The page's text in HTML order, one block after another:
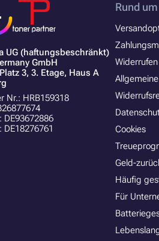
UG (haftungsbeschränkt)
GmbH
3, 3. Etage, Haus A
Nr.: HRB159318
DE93672886
DE18276761
Rund
Cookies
Geld-
Häufig
Für